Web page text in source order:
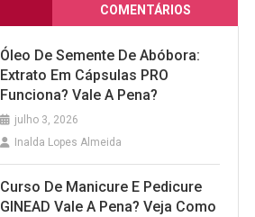
COMENTÁRIOS
Óleo De Semente De Abóbora:
Extrato Em Cápsulas PRO
Funciona? Vale A Pena?
julho 3, 2026
Inalda Lopes Almeida
Curso De Manicure E Pedicure
GINEAD Vale A Pena? Veja Como